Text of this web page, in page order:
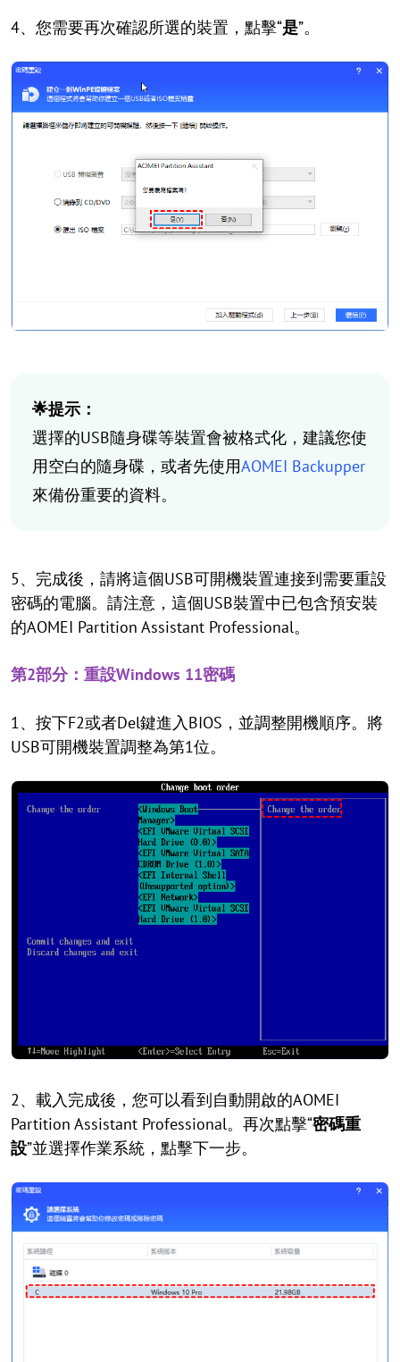
4、您需要再次確認所選的裝置，點擊“是”。
🌟提示：
選擇的USB隨身碟等裝置會被格式化，建議您使
用空白的隨身碟，或者先使用AOMEI Backupper
來備份重要的資料。
5、完成後，請將這個USB可開機裝置連接到需要重設
密碼的電腦。請注意，這個USB裝置中已包含預安裝
的AOMEI Partition Assistant Professional。
第2部分：重設Windows 11密碼
1、按下F2或者Del鍵進入BIOS，並調整開機順序。將
USB可開機裝置調整為第1位。
2、載入完成後，您可以看到自動開啟的AOMEI
Partition Assistant Professional。再次點擊“密碼重
設”並選擇作業系統，點擊下一步。